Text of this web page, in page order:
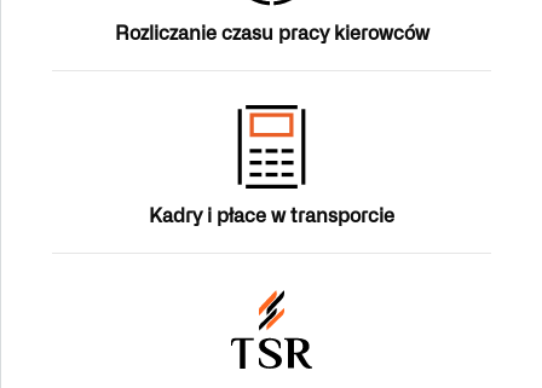
Rozliczanie czasu pracy kierowców
Kadry i płace w transporcie